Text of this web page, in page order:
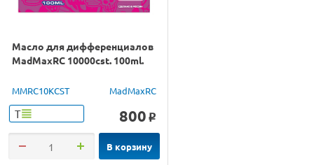
Масло для дифференциалов
MadMaxRC 10000cst. 100ml.
MMRC10KCST MadMaxRC
Т 800 o
В корзину